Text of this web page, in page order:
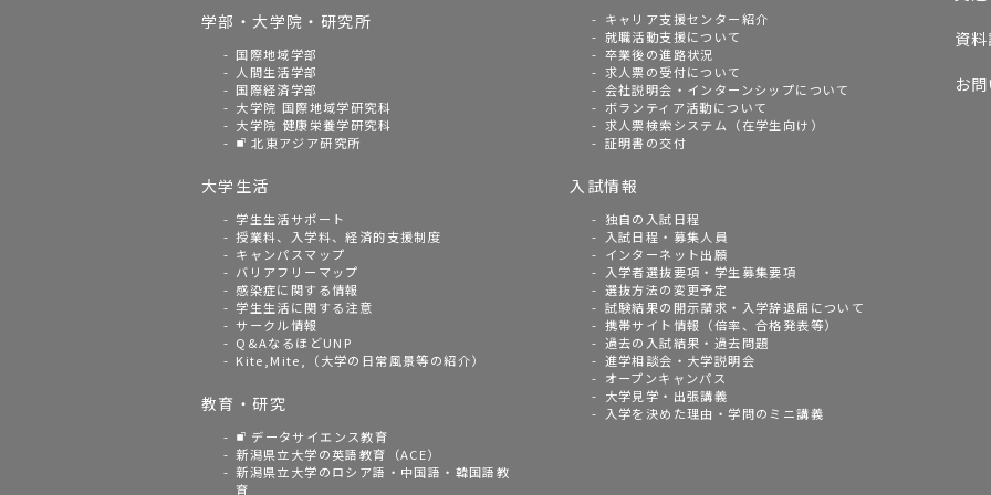
学部・大学院・研究所
国際地域学部
人間生活学部
国際経済学部
大学院 国際地域学研究科
大学院 健康栄養学研究科
北東アジア研究所
大学生活
学生生活サポート
授業料、入学料、経済的支援制度
キャンパスマップ
バリアフリーマップ
感染症に関する情報
学生生活に関する注意
サークル情報
Q&AなるほどUNP
Kite,Mite,（大学の日常風景等の紹介）
教育・研究
データサイエンス教育
新潟県立大学の英語教育（ACE）
新潟県立大学のロシア語・中国語・韓国語教
育
キャリア支援センター紹介
就職活動支援について
卒業後の進路状況
求人票の受付について
会社説明会・インターンシップについて
ボランティア活動について
求人票検索システム（在学生向け）
証明書の交付
入試情報
独自の入試日程
入試日程・募集人員
インターネット出願
入学者選抜要項・学生募集要項
選抜方法の変更予定
試験結果の開示請求・入学辞退届について
携帯サイト情報（倍率、合格発表等）
過去の入試結果・過去問題
進学相談会・大学説明会
オープンキャンパス
大学見学・出張講義
入学を決めた理由・学問のミニ講義
資
お